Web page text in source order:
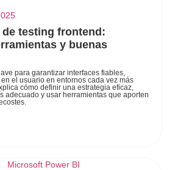
testing frontend:
y buenas
para garantizar interfaces fiables,
el usuario en entornos cada vez más
cómo definir una estrategia eficaz,
adecuado y usar herramientas que aporten